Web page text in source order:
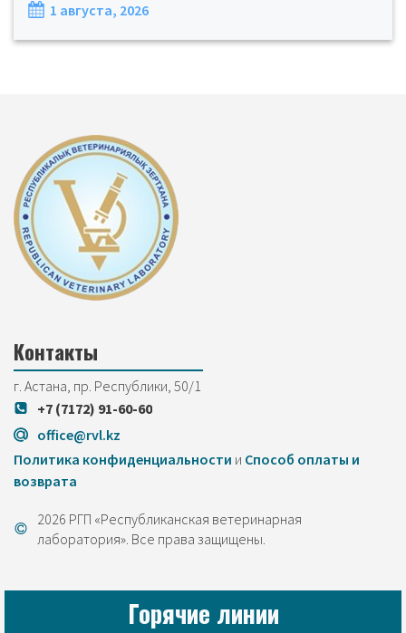
1 августа, 2026
Контакты
г. Астана, пр. Республики, 50/1
+7 (7172) 91-60-60
office@rvl.kz
Политика конфиденциальности и Cпособ оплаты и
возврата
2026 РГП «Республиканская ветеринарная
лаборатория». Все права защищены.
Горячие линии